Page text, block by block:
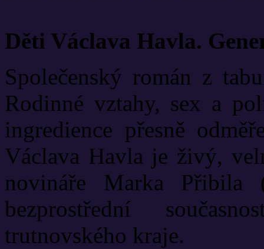
Děti Václava Havla.
Společenský román z
Rodinné vztahy, sex a
ingredience přesně
Václava Havla je živý,
novináře Marka Přibila
bezprostřední
trutnovského kraje.